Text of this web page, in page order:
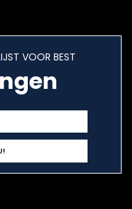
VOOR BEST